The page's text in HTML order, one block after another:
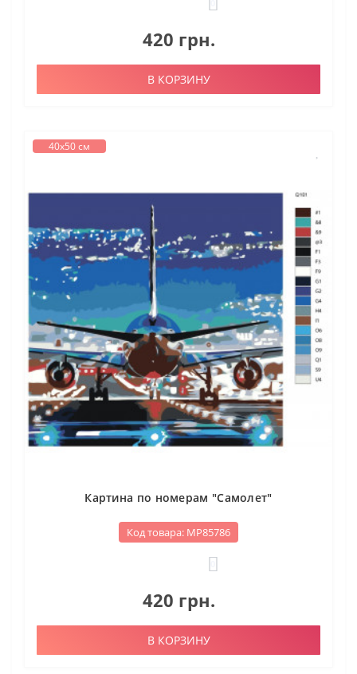
420 грн.
В КОРЗИНУ
40х50 см
Картина по номерам "Самолет"
Код товара: МР85786
420 грн.
В КОРЗИНУ